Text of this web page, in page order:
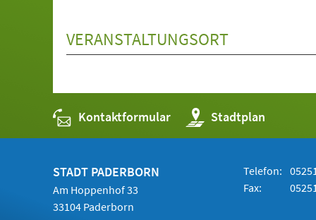
VERANSTALTUNGSORT
Kontaktformular Stadtplan
(Öffnet
in
einem
STADT PADERBORN
Am Hoppenhof 33
33104 Paderborn
Telefon:
Fax: